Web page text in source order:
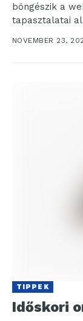
böngészik a
tapasztalatai
NOVEMBER 23,
TIPPEK
Időskori